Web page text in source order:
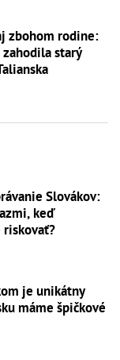
zbohom rodine:
starý
Slovákov:
keď
riskovať?
je unikátny
máme špičkové